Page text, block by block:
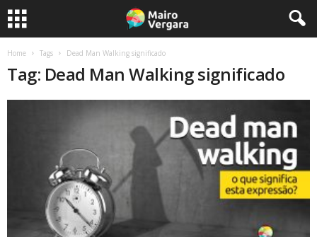
Home Tags Dead Man Walking significado
Tag: Dead Man Walking significado